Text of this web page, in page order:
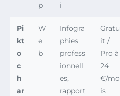
p
i
Pi
kt
o
c
h
ar
W
e
b
Infogra
phies
profess
ionnell
es,
rapport
Gratu
it /
Pro à
24
€/mo
is